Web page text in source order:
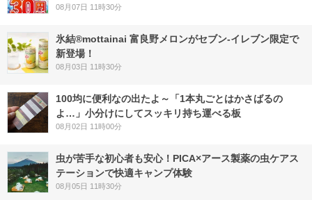
08月07日 11時30分
氷結®mottainai 富良野メロンがセブン‐イレブン限定で
新登場！
08月03日 11時30分
100均に便利なの出たよ～「1本丸ごとはかさばるの
よ…」小分けにしてスッキリ持ち運べる板
08月02日 11時00分
虫が苦手な初心者も安心！PICA×アース製薬の虫ケアス
テーションで快適キャンプ体験
08月05日 11時30分